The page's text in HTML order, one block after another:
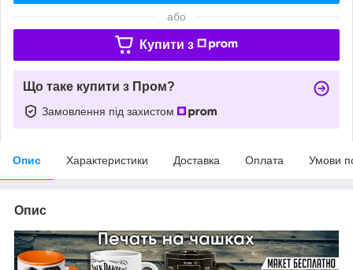
або
Купити з
Що таке купити з Пром?
Замовлення під захистом
Опис Характеристики Доставка Оплата Умови
Опис